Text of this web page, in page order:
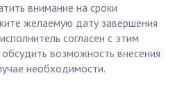
внимание на сроки
желаемую дату завершения
согласен с этим
возможность внесения
необходимости.